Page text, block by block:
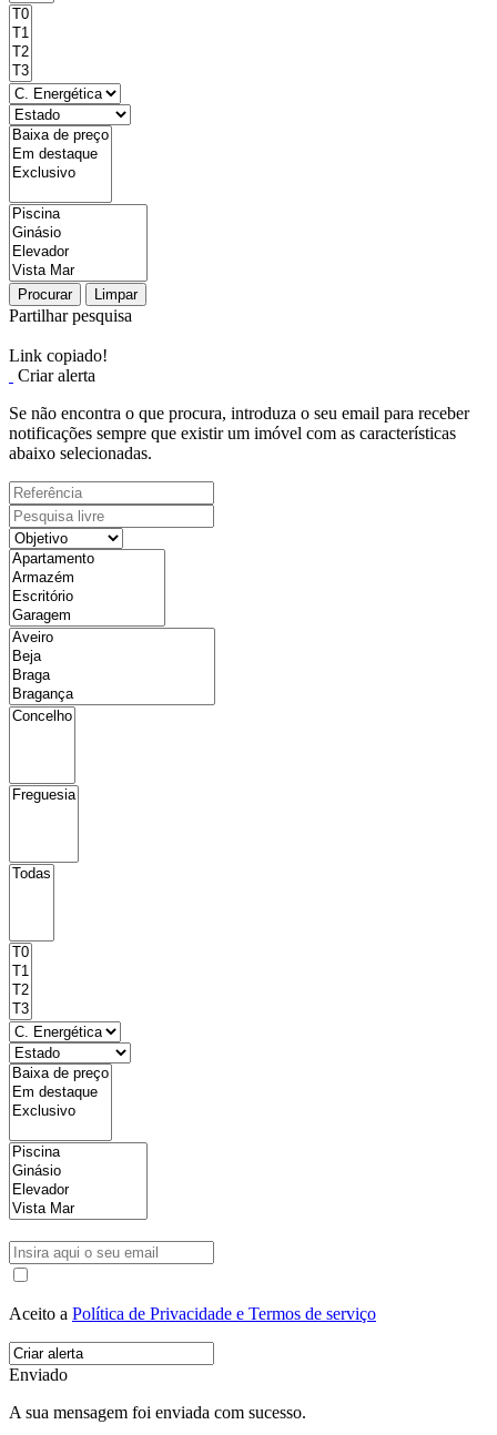
Procurar Limpar
Partilhar pesquisa
Link copiado!
Criar alerta
Se não encontra o que procura, introduza o seu email para receber
notificações sempre que existir um imóvel com as características
abaixo selecionadas.
Aceito a Política de Privacidade e Termos de serviço
Enviado
A sua mensagem foi enviada com sucesso.